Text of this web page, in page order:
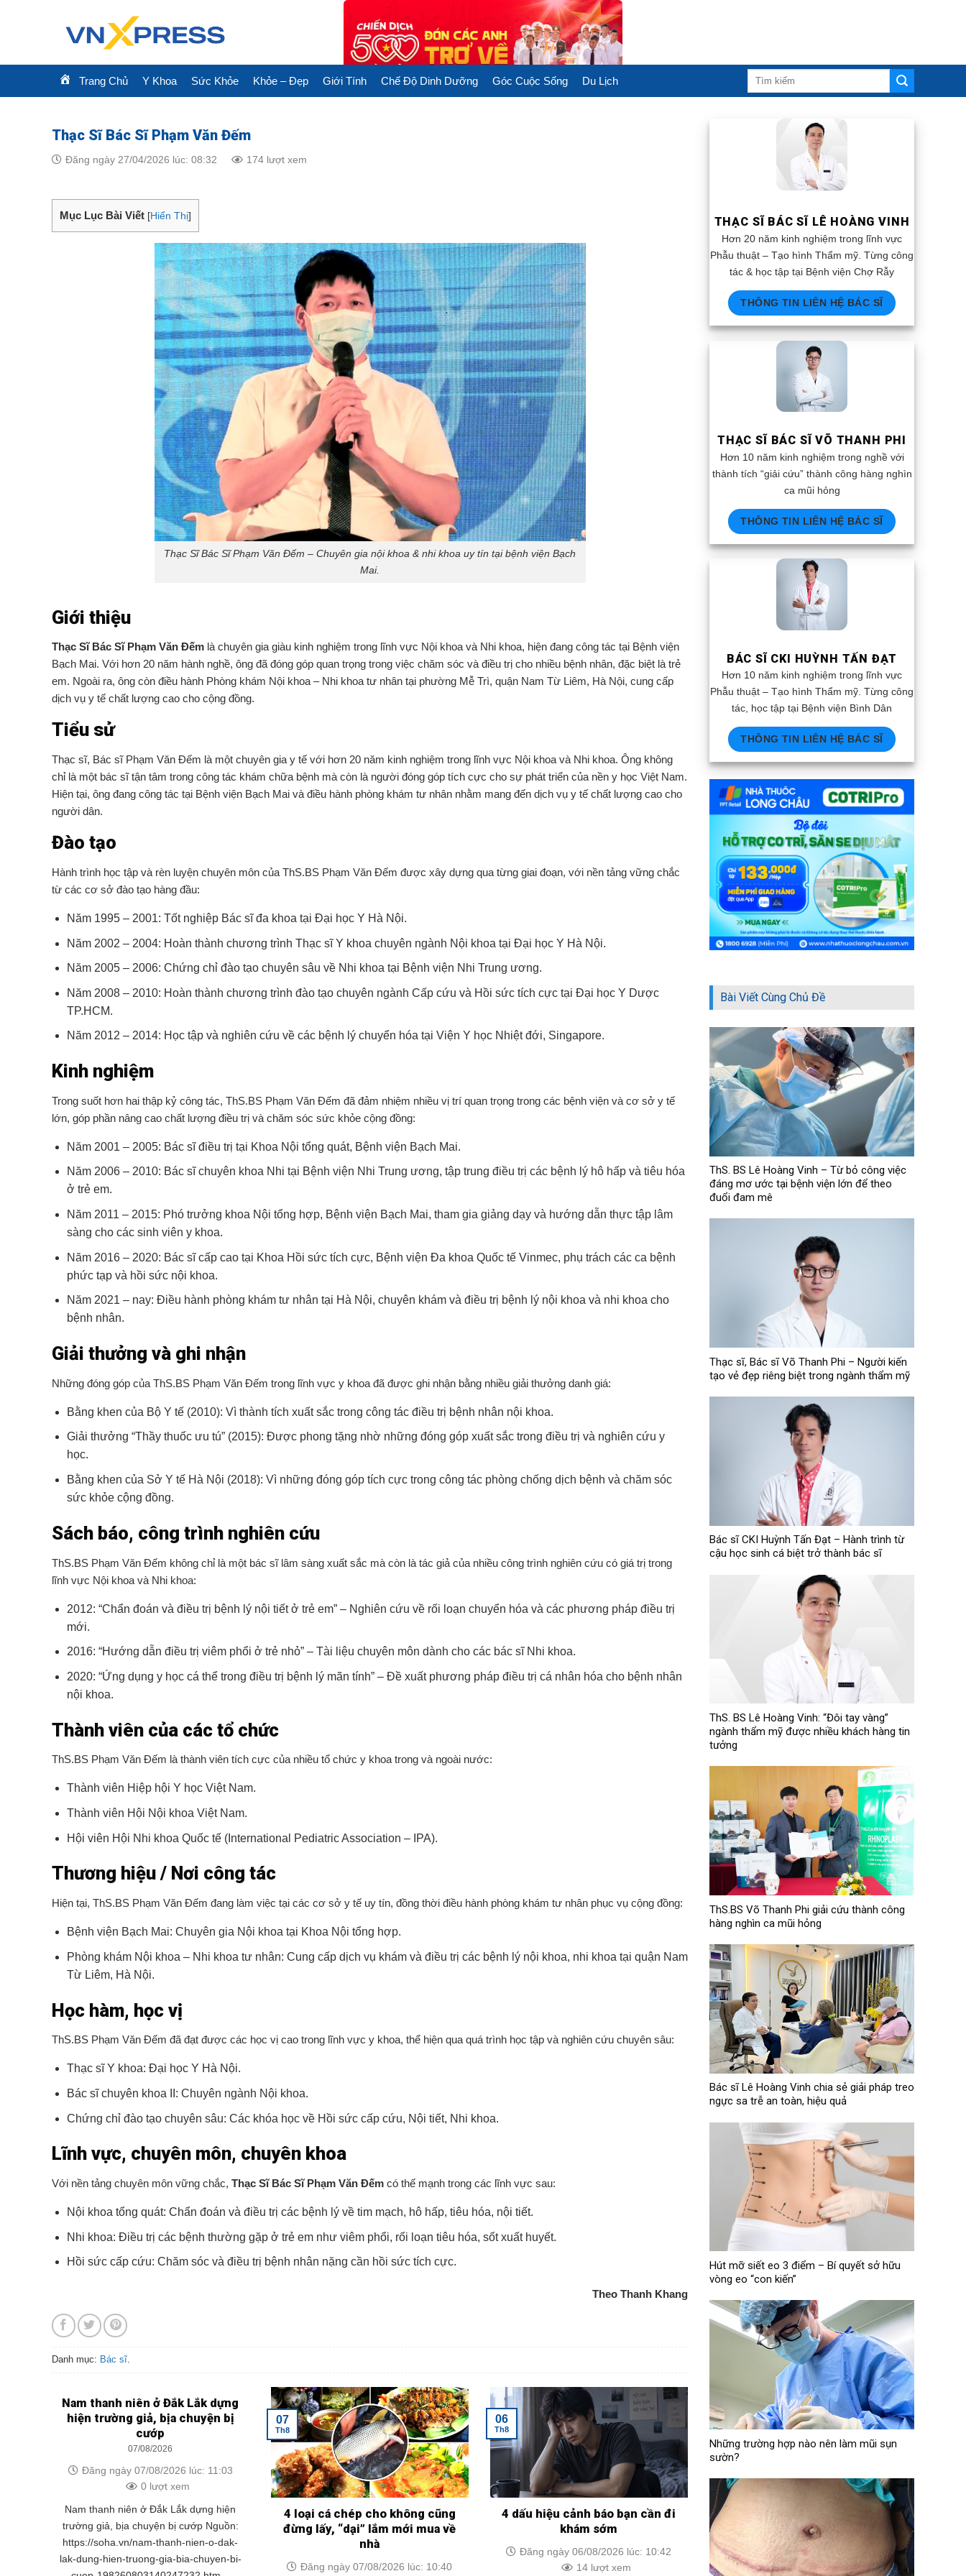
Trang Chủ Y Khoa Sức Khỏe Khỏe – Đẹp Giới Tính Chế Độ Dinh Dưỡng Góc Cuộc Sống Du Lịch
Thạc Sĩ Bác Sĩ Phạm Văn Đếm
Đăng ngày 27/04/2026 lúc: 08:32 174 lượt xem
Mục Lục Bài Viết [Hiển Thị]
Thạc Sĩ Bác Sĩ Phạm Văn Đếm – Chuyên gia nội khoa & nhi khoa uy tín tại bệnh viện Bạch
Mai.
Giới thiệu
Thạc Sĩ Bác Sĩ Phạm Văn Đếm là chuyên gia giàu kinh nghiệm trong lĩnh vực Nội khoa và Nhi khoa, hiện đang công tác tại Bệnh viện
Bạch Mai. Với hơn 20 năm hành nghề, ông đã đóng góp quan trọng trong việc chăm sóc và điều trị cho nhiều bệnh nhân, đặc biệt là trẻ
em. Ngoài ra, ông còn điều hành Phòng khám Nội khoa – Nhi khoa tư nhân tại phường Mễ Trì, quận Nam Từ Liêm, Hà Nội, cung cấp
dịch vụ y tế chất lượng cao cho cộng đồng.
Tiểu sử
Thạc sĩ, Bác sĩ Phạm Văn Đếm là một chuyên gia y tế với hơn 20 năm kinh nghiệm trong lĩnh vực Nội khoa và Nhi khoa. Ông không
chỉ là một bác sĩ tận tâm trong công tác khám chữa bệnh mà còn là người đóng góp tích cực cho sự phát triển của nền y học Việt Nam.
Hiện tại, ông đang công tác tại Bệnh viện Bạch Mai và điều hành phòng khám tư nhân nhằm mang đến dịch vụ y tế chất lượng cao cho
người dân.
Đào tạo
Hành trình học tập và rèn luyện chuyên môn của ThS.BS Phạm Văn Đếm được xây dựng qua từng giai đoạn, với nền tảng vững chắc
từ các cơ sở đào tạo hàng đầu:
Năm 1995 – 2001: Tốt nghiệp Bác sĩ đa khoa tại Đại học Y Hà Nội.
Năm 2002 – 2004: Hoàn thành chương trình Thạc sĩ Y khoa chuyên ngành Nội khoa tại Đại học Y Hà Nội.
Năm 2005 – 2006: Chứng chỉ đào tạo chuyên sâu về Nhi khoa tại Bệnh viện Nhi Trung ương.
Năm 2008 – 2010: Hoàn thành chương trình đào tạo chuyên ngành Cấp cứu và Hồi sức tích cực tại Đại học Y Dược
TP.HCM.
Năm 2012 – 2014: Học tập và nghiên cứu về các bệnh lý chuyển hóa tại Viện Y học Nhiệt đới, Singapore.
Kinh nghiệm
Trong suốt hơn hai thập kỷ công tác, ThS.BS Phạm Văn Đếm đã đảm nhiệm nhiều vị trí quan trọng trong các bệnh viện và cơ sở y tế
lớn, góp phần nâng cao chất lượng điều trị và chăm sóc sức khỏe cộng đồng:
Năm 2001 – 2005: Bác sĩ điều trị tại Khoa Nội tổng quát, Bệnh viện Bạch Mai.
Năm 2006 – 2010: Bác sĩ chuyên khoa Nhi tại Bệnh viện Nhi Trung ương, tập trung điều trị các bệnh lý hô hấp và tiêu hóa
ở trẻ em.
Năm 2011 – 2015: Phó trưởng khoa Nội tổng hợp, Bệnh viện Bạch Mai, tham gia giảng dạy và hướng dẫn thực tập lâm
sàng cho các sinh viên y khoa.
Năm 2016 – 2020: Bác sĩ cấp cao tại Khoa Hồi sức tích cực, Bệnh viện Đa khoa Quốc tế Vinmec, phụ trách các ca bệnh
phức tạp và hồi sức nội khoa.
Năm 2021 – nay: Điều hành phòng khám tư nhân tại Hà Nội, chuyên khám và điều trị bệnh lý nội khoa và nhi khoa cho
bệnh nhân.
Giải thưởng và ghi nhận
Những đóng góp của ThS.BS Phạm Văn Đếm trong lĩnh vực y khoa đã được ghi nhận bằng nhiều giải thưởng danh giá:
Bằng khen của Bộ Y tế (2010): Vì thành tích xuất sắc trong công tác điều trị bệnh nhân nội khoa.
Giải thưởng “Thầy thuốc ưu tú” (2015): Được phong tặng nhờ những đóng góp xuất sắc trong điều trị và nghiên cứu y
học.
Bằng khen của Sở Y tế Hà Nội (2018): Vì những đóng góp tích cực trong công tác phòng chống dịch bệnh và chăm sóc
sức khỏe cộng đồng.
Sách báo, công trình nghiên cứu
ThS.BS Phạm Văn Đếm không chỉ là một bác sĩ lâm sàng xuất sắc mà còn là tác giả của nhiều công trình nghiên cứu có giá trị trong
lĩnh vực Nội khoa và Nhi khoa:
2012: “Chẩn đoán và điều trị bệnh lý nội tiết ở trẻ em” – Nghiên cứu về rối loạn chuyển hóa và các phương pháp điều trị
mới.
2016: “Hướng dẫn điều trị viêm phổi ở trẻ nhỏ” – Tài liệu chuyên môn dành cho các bác sĩ Nhi khoa.
2020: “Ứng dụng y học cá thể trong điều trị bệnh lý mãn tính” – Đề xuất phương pháp điều trị cá nhân hóa cho bệnh nhân
nội khoa.
Thành viên của các tổ chức
ThS.BS Phạm Văn Đếm là thành viên tích cực của nhiều tổ chức y khoa trong và ngoài nước:
Thành viên Hiệp hội Y học Việt Nam.
Thành viên Hội Nội khoa Việt Nam.
Hội viên Hội Nhi khoa Quốc tế (International Pediatric Association – IPA).
Thương hiệu / Nơi công tác
Hiện tại, ThS.BS Phạm Văn Đếm đang làm việc tại các cơ sở y tế uy tín, đồng thời điều hành phòng khám tư nhân phục vụ cộng đồng:
Bệnh viện Bạch Mai: Chuyên gia Nội khoa tại Khoa Nội tổng hợp.
Phòng khám Nội khoa – Nhi khoa tư nhân: Cung cấp dịch vụ khám và điều trị các bệnh lý nội khoa, nhi khoa tại quận Nam
Từ Liêm, Hà Nội.
Học hàm, học vị
ThS.BS Phạm Văn Đếm đã đạt được các học vị cao trong lĩnh vực y khoa, thể hiện qua quá trình học tập và nghiên cứu chuyên sâu:
Thạc sĩ Y khoa: Đại học Y Hà Nội.
Bác sĩ chuyên khoa II: Chuyên ngành Nội khoa.
Chứng chỉ đào tạo chuyên sâu: Các khóa học về Hồi sức cấp cứu, Nội tiết, Nhi khoa.
Lĩnh vực, chuyên môn, chuyên khoa
Với nền tảng chuyên môn vững chắc, Thạc Sĩ Bác Sĩ Phạm Văn Đếm có thế mạnh trong các lĩnh vực sau:
Nội khoa tổng quát: Chẩn đoán và điều trị các bệnh lý về tim mạch, hô hấp, tiêu hóa, nội tiết.
Nhi khoa: Điều trị các bệnh thường gặp ở trẻ em như viêm phổi, rối loạn tiêu hóa, sốt xuất huyết.
Hồi sức cấp cứu: Chăm sóc và điều trị bệnh nhân nặng cần hồi sức tích cực.
Theo Thanh Khang
Danh mục: Bác sĩ
Nam thanh niên ở Đắk Lắk dựng
hiện trường giả, bịa chuyện bị
cướp
07/08/2026
Đăng ngày 07/08/2026 lúc: 11:03
0 lượt xem
Nam thanh niên ở Đắk Lắk dựng hiện
trường giả, bịa chuyện bị cướp Nguồn:
https://soha.vn/nam-thanh-nien-o-dak-
lak-dung-hien-truong-gia-bia-chuyen-bi-
4 loại cá chép cho không cũng
đừng lấy, “dại” lắm mới mua về
nhà
Đăng ngày 07/08/2026 lúc: 10:40
07
Th8
4 dấu hiệu cảnh báo bạn cần đi
khám sớm
Đăng ngày 06/08/2026 lúc: 10:42
14 lượt xem
06
Th8
THẠC SĨ BÁC SĨ LÊ HOÀNG VINH
Hơn 20 năm kinh nghiệm trong lĩnh vực
Phẫu thuật – Tạo hình Thẩm mỹ. Từng công
tác & học tập tại Bệnh viện Chợ Rẫy
THÔNG TIN LIÊN HỆ BÁC SĨ
THẠC SĨ BÁC SĨ VÕ THANH PHI
Hơn 10 năm kinh nghiệm trong nghề với
thành tích “giải cứu” thành công hàng nghìn
ca mũi hỏng
THÔNG TIN LIÊN HỆ BÁC SĨ
BÁC SĨ CKI HUỲNH TẤN ĐẠT
Hơn 10 năm kinh nghiệm trong lĩnh vực
Phẫu thuật – Tạo hình Thẩm mỹ. Từng công
tác, học tập tại Bệnh viện Bình Dân
THÔNG TIN LIÊN HỆ BÁC SĨ
Bài Viết Cùng Chủ Đề
ThS. BS Lê Hoàng Vinh – Từ bỏ công việc
đáng mơ ước tại bệnh viện lớn để theo
đuổi đam mê
Thạc sĩ, Bác sĩ Võ Thanh Phi – Người kiến
tạo vẻ đẹp riêng biệt trong ngành thẩm mỹ
Bác sĩ CKI Huỳnh Tấn Đạt – Hành trình từ
cậu học sinh cá biệt trở thành bác sĩ
ThS. BS Lê Hoàng Vinh: “Đôi tay vàng”
ngành thẩm mỹ được nhiều khách hàng tin
tưởng
ThS.BS Võ Thanh Phi giải cứu thành công
hàng nghìn ca mũi hỏng
Bác sĩ Lê Hoàng Vinh chia sẻ giải pháp treo
ngực sa trễ an toàn, hiệu quả
Hút mỡ siết eo 3 điểm – Bí quyết sở hữu
vòng eo “con kiến”
Những trường hợp nào nên làm mũi sụn
sườn?